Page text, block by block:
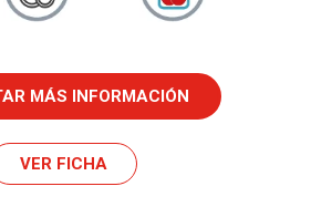
MÁS INFORMACIÓN
VER FICHA